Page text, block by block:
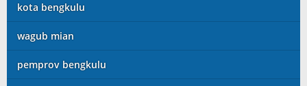
kota bengkulu
wagub mian
pemprov bengkulu